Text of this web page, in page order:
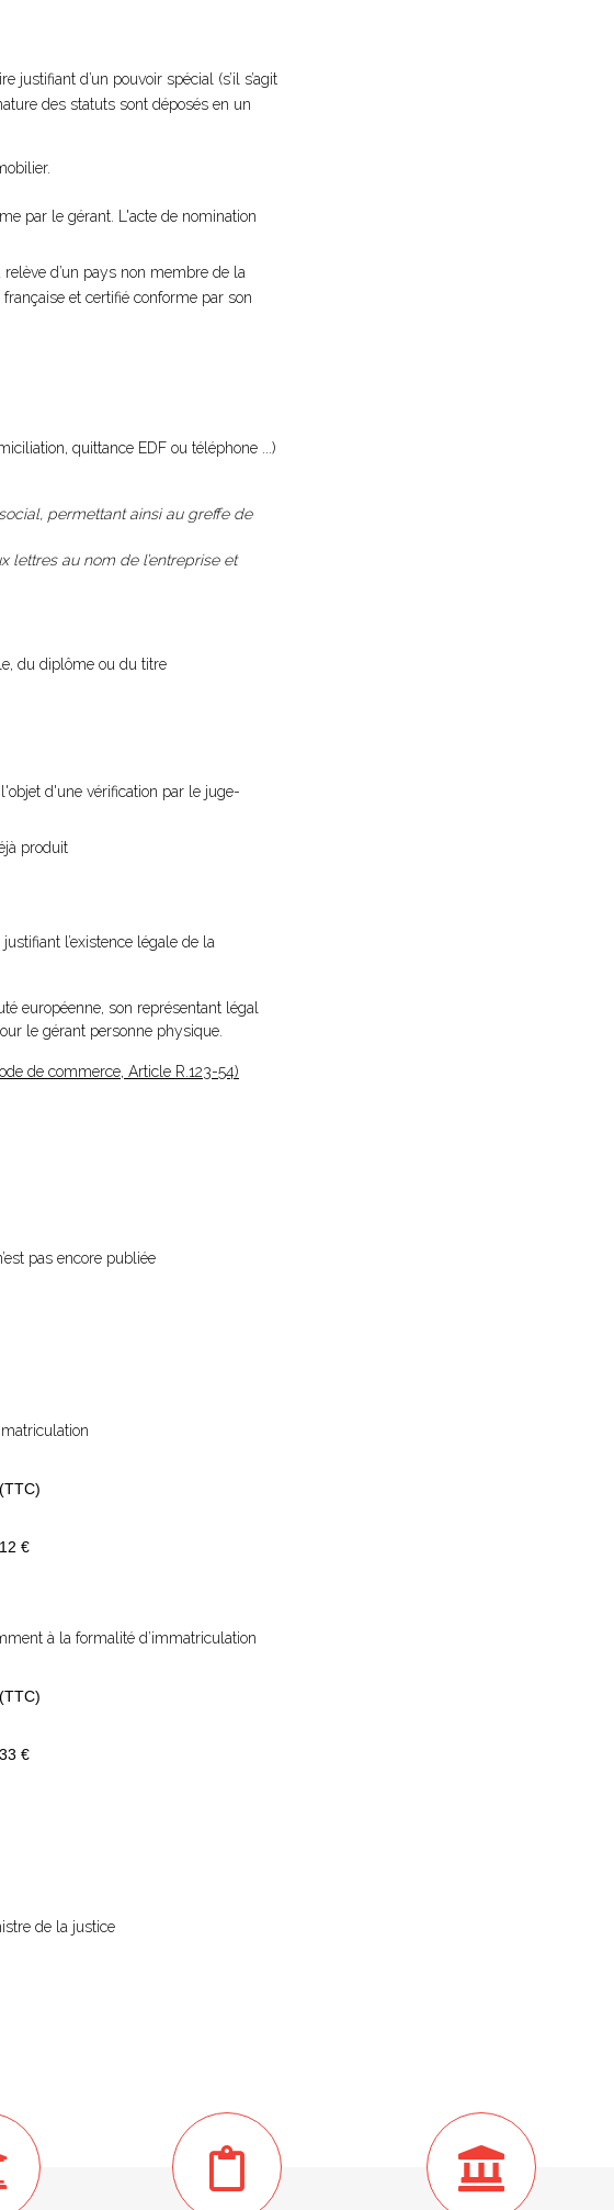
d’un pouvoir spécial (s’il s’agit
des statuts sont déposés en un
par le gérant. L'acte de nomination
d’un pays non membre de la
et certifié conforme par son
quittance EDF ou téléphone ...)
permettant ainsi au greffe de
lettres au nom de l’entreprise et
du diplôme ou du titre
d'une vérification par le juge-
produit
l’existence légale de la
européenne, son représentant légal
le gérant personne physique.
de commerce, Article R.123-54)
pas encore publiée
€
à la formalité d’immatriculation
€
de la justice